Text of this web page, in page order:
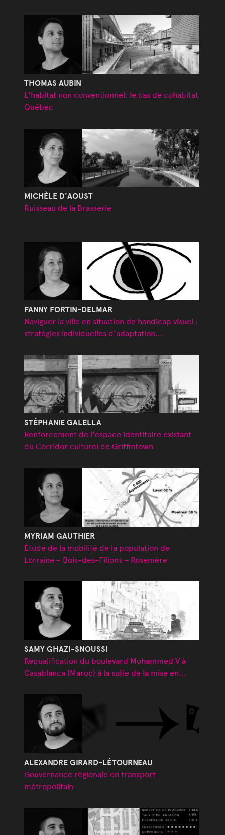
THOMAS AUBIN
L'habitat non conventionnel: le cas de cohabitat
Québec
MICHÈLE D'AOUST
Ruisseau de la Brasserie
FANNY FORTIN-DELMAR
Naviguer la ville en situation de handicap visuel :
stratégies individuelles d’adaptation...
STÉPHANIE GALELLA
Renforcement de l'espace identitaire existant
du Corridor culturel de Griffintown
MYRIAM GAUTHIER
Étude de la mobilité de la population de
Lorraine – Bois-des-Filions – Rosemère
SAMY GHAZI-SNOUSSI
Requalification du boulevard Mohammed V à
Casablanca (Maroc) à la suite de la mise en...
ALEXANDRE GIRARD-LÉTOURNEAU
Gouvernance régionale en transport
métropolitain